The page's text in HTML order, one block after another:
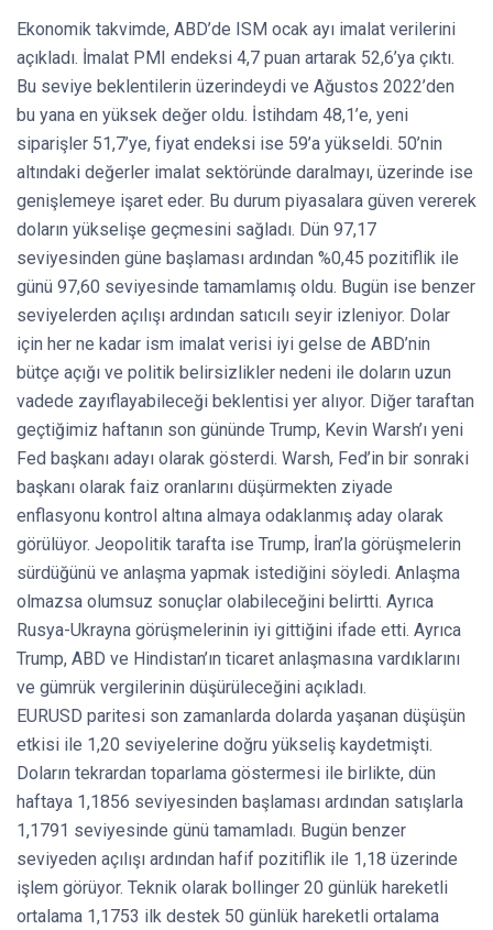
Ekonomik takvimde, ABD’de ISM ocak ayı imalat verilerini
açıkladı. İmalat PMI endeksi 4,7 puan artarak 52,6’ya çıktı.
Bu seviye beklentilerin üzerindeydi ve Ağustos 2022’den
bu yana en yüksek değer oldu. İstihdam 48,1’e, yeni
siparişler 51,7’ye, fiyat endeksi ise 59’a yükseldi. 50’nin
altındaki değerler imalat sektöründe daralmayı, üzerinde ise
genişlemeye işaret eder. Bu durum piyasalara güven vererek
doların yükselişe geçmesini sağladı. Dün 97,17
seviyesinden güne başlaması ardından %0,45 pozitiflik ile
günü 97,60 seviyesinde tamamlamış oldu. Bugün ise benzer
seviyelerden açılışı ardından satıcılı seyir izleniyor. Dolar
için her ne kadar ism imalat verisi iyi gelse de ABD’nin
bütçe açığı ve politik belirsizlikler nedeni ile doların uzun
vadede zayıflayabileceği beklentisi yer alıyor. Diğer taraftan
geçtiğimiz haftanın son gününde Trump, Kevin Warsh’ı yeni
Fed başkanı adayı olarak gösterdi. Warsh, Fed’in bir sonraki
başkanı olarak faiz oranlarını düşürmekten ziyade
enflasyonu kontrol altına almaya odaklanmış aday olarak
görülüyor. Jeopolitik tarafta ise Trump, İran’la görüşmelerin
sürdüğünü ve anlaşma yapmak istediğini söyledi. Anlaşma
olmazsa olumsuz sonuçlar olabileceğini belirtti. Ayrıca
Rusya-Ukrayna görüşmelerinin iyi gittiğini ifade etti. Ayrıca
Trump, ABD ve Hindistan’ın ticaret anlaşmasına vardıklarını
ve gümrük vergilerinin düşürüleceğini açıkladı.
EURUSD paritesi son zamanlarda dolarda yaşanan düşüşün
etkisi ile 1,20 seviyelerine doğru yükseliş kaydetmişti.
Doların tekrardan toparlama göstermesi ile birlikte, dün
haftaya 1,1856 seviyesinden başlaması ardından satışlarla
1,1791 seviyesinde günü tamamladı. Bugün benzer
seviyeden açılışı ardından hafif pozitiflik ile 1,18 üzerinde
işlem görüyor. Teknik olarak bollinger 20 günlük hareketli
ortalama 1,1753 ilk destek 50 günlük hareketli ortalama